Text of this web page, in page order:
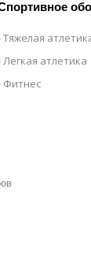
Тяжелая
Легкая атлетика
Фитнес